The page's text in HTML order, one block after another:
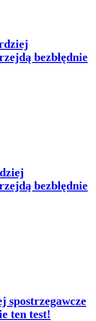
bezbłędnie
bezbłędnie
spostrzegawcze
ten test!